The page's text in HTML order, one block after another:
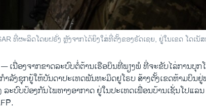
ທີ່​ຜະລິດ​ໂດຍ​ຝຣັ່ງ ຫຼັງ​ຈາກ​ໄດ້​ຍິງ​ໃສ່​ທີ່ຕັ້ງຂອງຣັດ​ເຊຍ, ຢູ່​ໃນ​ເຂດ ໂດເນັ
—ເນື່ອງຈາກຂາດ​ລະບົບຕໍ່​ຕ້ານ​ເຮືອບິນ​ທີ່ພຽງພໍ ທີ່ຈະຂັບໄລ່​ການ​ບຸກ​
ຳລັງ​ຊຸກຍູ້ໃຫ້​ບັນດາ​ປະ​ເທດ​ພັນທະ​ມິດ​ຢູໂຣບ ສ້າງຕັ້ງເຂດຫ້າມບິນ
ະບົບປ້ອງກັນໄພທາງອາກາດ​ ​ຢູ່ໃນ​ປະ​ເທດ​ເພື່ອນ​ບ້ານ​ເຊັ່ນໂປ​ແລ